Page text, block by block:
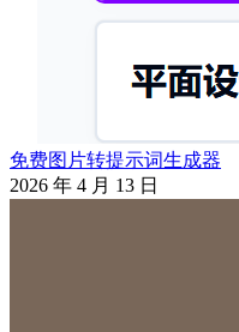
免费图片转提示词生成器
2026 年 4 月 13 日